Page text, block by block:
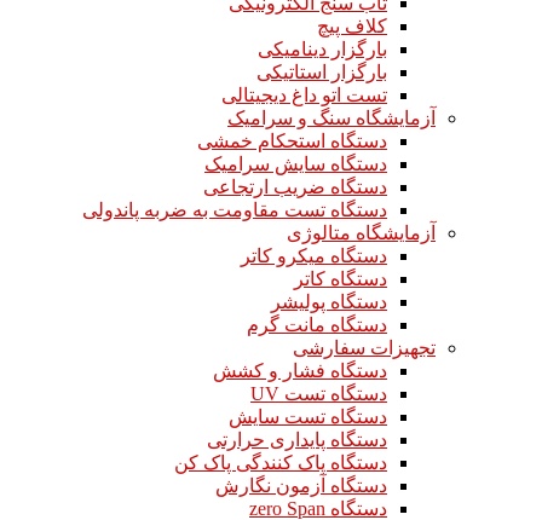
کلاف پیچ
بارگزار دینامیکی
بارگزار استاتیکی
تست اتو داغ دیجیتالی
آزمایشگاه سنگ و سرامیک
دستگاه استحکام خمشی
دستگاه سایش سرامیک
دستگاه ضریب ارتجاعی
دستگاه تست مقاومت به ضربه پاندولی
آزمایشگاه متالوژی
دستگاه میکرو کاتر
دستگاه کاتر
دستگاه پولیشر
دستگاه مانت گرم
تجهیزات سفارشی
دستگاه فشار و کشش
دستگاه تست UV
دستگاه تست سایش
دستگاه پایداری حرارتی
دستگاه پاک کنندگی پاک کن
دستگاه آزمون نگارش
دستگاه zero Span